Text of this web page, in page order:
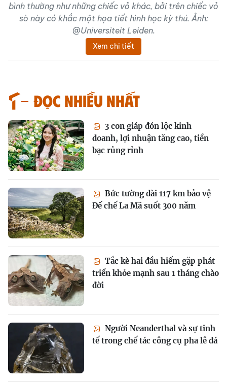
bình thường như những chiếc vỏ khác, bởi trên chiếc vỏ
sò này có khắc một họa tiết hình học kỳ thú. Ảnh:
@Universiteit Leiden.
Xem chi tiết
Đọc nhiều nhất
3 con giáp đón lộc kinh
doanh, lợi nhuận tăng cao, tiền
bạc rủng rỉnh
Bức tường dài 117 km bảo vệ
Đế chế La Mã suốt 300 năm
Tắc kè hai đầu hiếm gặp phát
triển khỏe mạnh sau 1 tháng chào
đời
Người Neanderthal và sự tinh
tế trong chế tác công cụ pha lê đá